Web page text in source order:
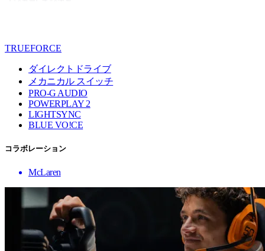
TRUEFORCE
ダイレクトドライブ
メカニカル スイッチ
PRO-G AUDIO
POWERPLAY 2
LIGHTSYNC
BLUE VO!CE
コラボレーション
McLaren